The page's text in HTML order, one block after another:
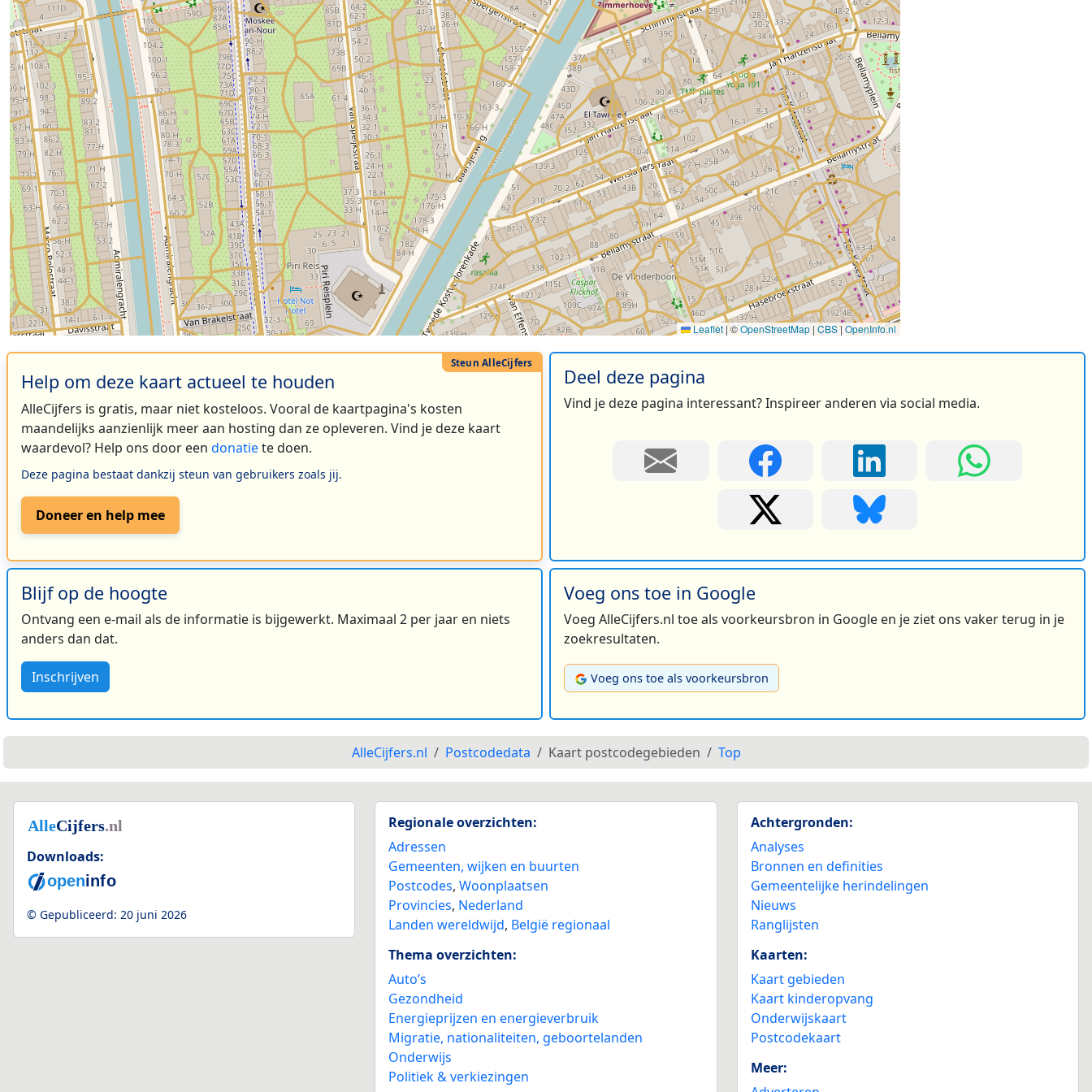
Leaflet | ©OpenStreetMap | CBS| OpenInfo.nl
Help om deze kaart actueel te houden
AlleCijfers is gratis, maar niet kosteloos. Vooral de kaartpagina's kosten
maandelijks aanzienlijk meer aan hosting dan ze opleveren. Vind je deze kaart
waardevol? Help ons door een donatiete doen.
Deze pagina bestaat dankzij steun van gebruikers zoals jij.
Doneer en help mee
Deel deze pagina
Vind je deze pagina interessant? Inspireer anderen via social media.
Blijf op de hoogte
Ontvang een e-mail als de informatie is bijgewerkt. Maximaal 2 per jaar en niets
anders dan dat.
Inschrijven
Voeg ons toe in Google
Voeg AlleCijfers.nl toe als voorkeursbron in Google en je ziet ons vaker terug in je
zoekresultaten.
Voeg ons toe als voorkeursbron
AlleCijfers.nl Postcodedata Kaart postcodegebieden Top
Downloads:
© Gepubliceerd: 20 juni 2026
Regionale overzichten:
Adressen
Gemeenten, wijken en buurten
Postcodes,Woonplaatsen
Provincies, Nederland
Landen wereldwijd, België regionaal
Thema overzichten:
Auto’s
Gezondheid
Energieprijzen en energieverbruik
Migratie, nationaliteiten, geboortelanden
Onderwijs
Politiek & verkiezingen
Achtergronden:
Analyses
Bronnen en definities
Gemeentelijke herindelingen
Nieuws
Ranglijsten
Kaarten:
Kaart gebieden
Kaart kinderopvang
Onderwijskaart
Postcodekaart
Meer: